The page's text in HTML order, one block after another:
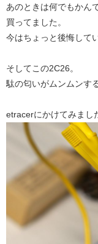
あのときは何でもかん
買ってました。
今はちょっと後悔して
そしてこの2C26。
駄の匂いがムンムンす
etracerにかけてみまし